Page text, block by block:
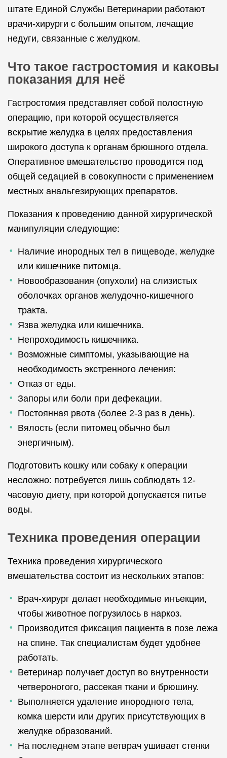
штате Единой Службы Ветеринарии работают
врачи-хирурги с большим опытом, лечащие
недуги, связанные с желудком.
Что такое гастростомия и каковы
показания для неё
Гастростомия представляет собой полостную
операцию, при которой осуществляется
вскрытие желудка в целях предоставления
широкого доступа к органам брюшного отдела.
Оперативное вмешательство проводится под
общей седацией в совокупности с применением
местных анальгезирующих препаратов.
Показания к проведению данной хирургической
манипуляции следующие:
Наличие инородных тел в пищеводе, желудке
или кишечнике питомца.
Новообразования (опухоли) на слизистых
оболочках органов желудочно-кишечного
тракта.
Язва желудка или кишечника.
Непроходимость кишечника.
Возможные симптомы, указывающие на
необходимость экстренного лечения:
Отказ от еды.
Запоры или боли при дефекации.
Постоянная рвота (более 2-3 раз в день).
Вялость (если питомец обычно был
энергичным).
Подготовить кошку или собаку к операции
несложно: потребуется лишь соблюдать 12-
часовую диету, при которой допускается питье
воды.
Техника проведения операции
Техника проведения хирургического
вмешательства состоит из нескольких этапов:
Врач-хирург делает необходимые инъекции,
чтобы животное погрузилось в наркоз.
Производится фиксация пациента в позе лежа
на спине. Так специалистам будет удобнее
работать.
Ветеринар получает доступ во внутренности
четвероногого, рассекая ткани и брюшину.
Выполняется удаление инородного тела,
комка шерсти или других присутствующих в
желудке образований.
На последнем этапе ветврач ушивает стенки